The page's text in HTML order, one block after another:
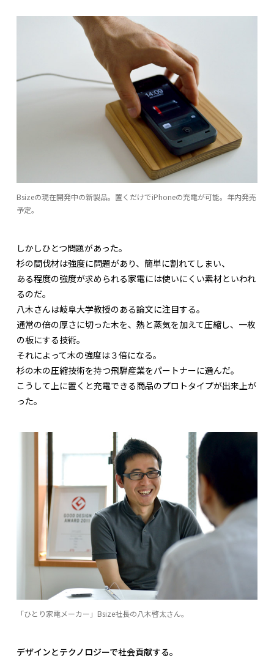
Bsizeの現在開発中の新製品。置くだけでiPhoneの充電が可能。年内発売
予定。
しかしひとつ問題があった。
杉の間伐材は強度に問題があり、簡単に割れてしまい、
ある程度の強度が求められる家電には使いにくい素材といわれ
るのだ。
八木さんは岐阜大学教授のある論文に注目する。
通常の倍の厚さに切った木を、熱と蒸気を加えて圧縮し、一枚
の板にする技術。
それによって木の強度は３倍になる。
杉の木の圧縮技術を持つ飛騨産業をパートナーに選んだ。
こうして上に置くと充電できる商品のプロトタイプが出来上が
った。
「ひとり家電メーカー」Bsize社長の八木啓太さん。
デザインとテクノロジーで社会貢献する。